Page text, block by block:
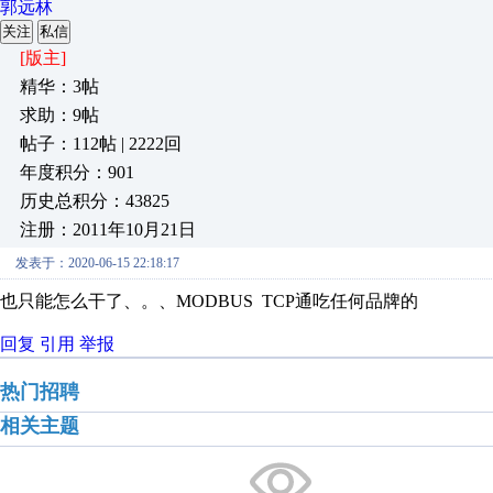
郭远林
关注 私信
[版主]
精华：3帖
求助：9帖
帖子：112帖 | 2222回
年度积分：901
历史总积分：43825
注册：2011年10月21日
发表于：2020-06-15 22:18:17
也只能怎么干了、。、MODBUS TCP通吃任何品牌的
回复 引用 举报
热门招聘
相关主题